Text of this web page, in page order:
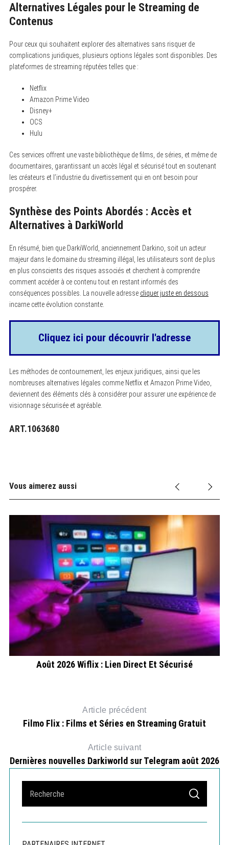
Alternatives Légales pour le Streaming de
Contenus
Pour ceux qui souhaitent explorer des alternatives sans risquer de
complications juridiques, plusieurs options légales sont disponibles. Des
plateformes de streaming réputées telles que :
Netflix
Amazon Prime Video
Disney+
OCS
Hulu
Ces services offrent une vaste bibliothèque de films, de séries, et même de
documentaires, garantissant un accès légal et sécurisé tout en soutenant
les créateurs et l’industrie du divertissement qui en ont besoin pour
prospérer.
Synthèse des Points Abordés : Accès et
Alternatives à DarkiWorld
En résumé, bien que DarkiWorld, anciennement Darkino, soit un acteur
majeur dans le domaine du streaming illégal, les utilisateurs sont de plus
en plus conscients des risques associés et cherchent à comprendre
comment accéder à ce contenu tout en restant informés des
conséquences possibles. La nouvelle adresse cliquer juste en dessous
incarne cette évolution constante.
Cliquez ici pour découvrir l'adresse
Les méthodes de contournement, les enjeux juridiques, ainsi que les
nombreuses alternatives légales comme Netflix et Amazon Prime Video,
deviennent des éléments clés à considérer pour assurer une expérience de
visionnage sécurisée et agréable.
ART.1063680
Vous aimerez aussi
Août 2026 Wiflix : Lien Direct Et Sécurisé
Article précédent
Filmo Flix : Films et Séries en Streaming Gratuit
Article suivant
Dernières nouvelles Darkiworld sur Telegram août 2026
a
r
S
A
C